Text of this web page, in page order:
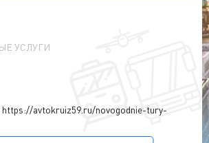
УСЛУГИ
https://avtokruiz59.ru/novogodnie-tury-